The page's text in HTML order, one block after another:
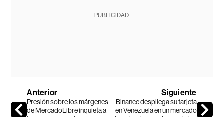
PUBLICIDAD
Anterior
Presión sobre los márgenes
de MercadoLibre inquieta a
Siguiente
Binance despliega su tarjeta
en Venezuela en un mercado